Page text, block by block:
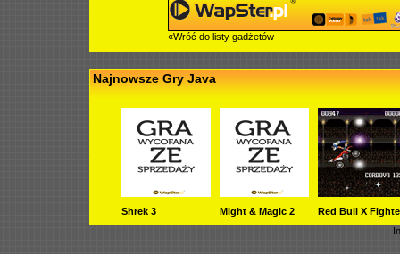
«Wróć do listy gadżetów
Najnowsze Gry Java
Shrek 3 Might & Magic 2
Red Bull X